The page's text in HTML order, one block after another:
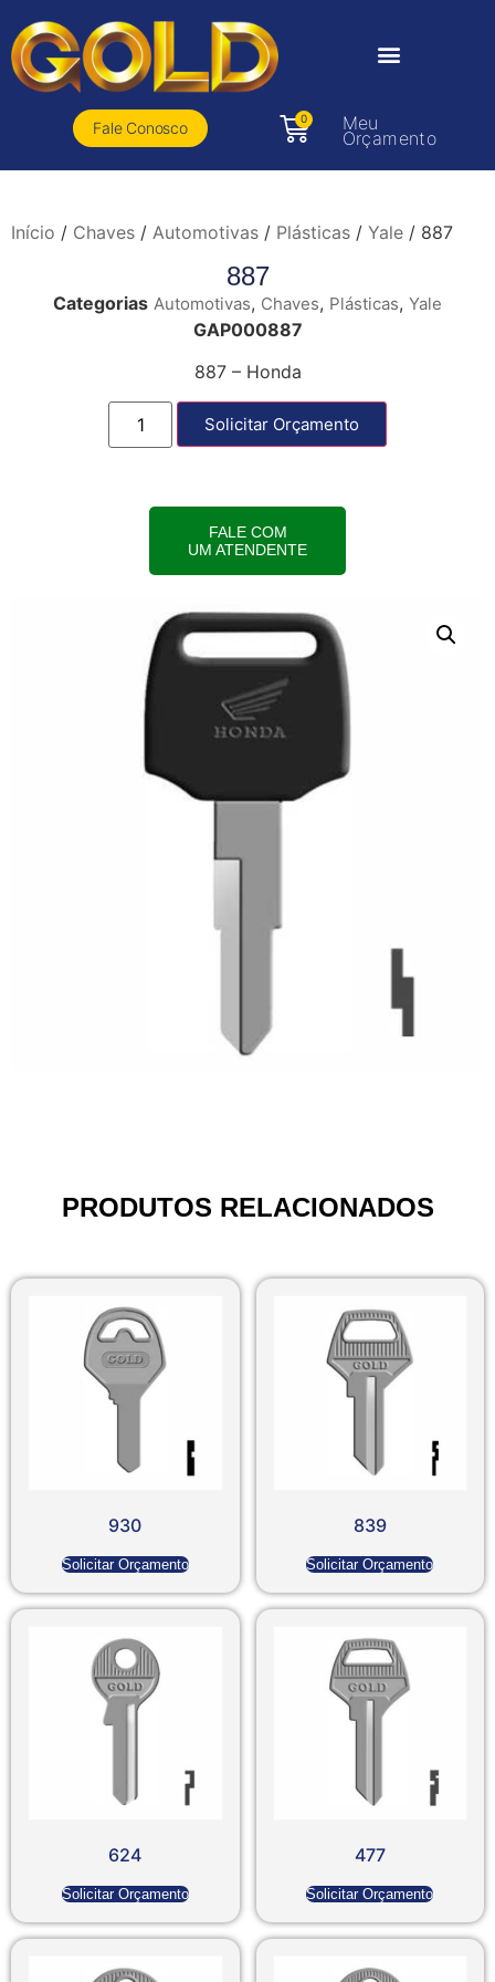
Fale Conosco
0 Meu
Orçamento
Início / Chaves / Automotivas / Plásticas / Yale / 887
887
Categorias Automotivas, Chaves, Plásticas, Yale
GAP000887
887 – Honda
Solicitar Orçamento
FALE COM
UM ATENDENTE
PRODUTOS RELACIONADOS
930
Solicitar Orçamento
839
Solicitar Orçamento
624
Solicitar Orçamento
477
Solicitar Orçamento